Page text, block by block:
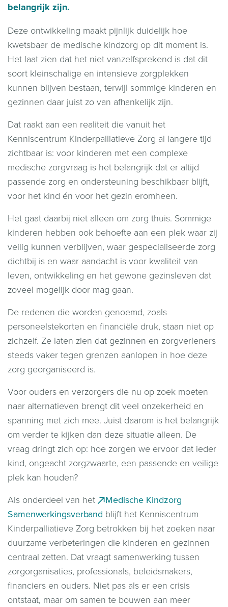
belangrijk zijn.
Deze ontwikkeling maakt pijnlijk duidelijk hoe
kwetsbaar de medische kindzorg op dit moment is.
Het laat zien dat het niet vanzelfsprekend is dat dit
soort kleinschalige en intensieve zorgplekken
kunnen blijven bestaan, terwijl sommige kinderen en
gezinnen daar juist zo van afhankelijk zijn.
Dat raakt aan een realiteit die vanuit het
Kenniscentrum Kinderpalliatieve Zorg al langere tijd
zichtbaar is: voor kinderen met een complexe
medische zorgvraag is het belangrijk dat er altijd
passende zorg en ondersteuning beschikbaar blijft,
voor het kind én voor het gezin eromheen.
Het gaat daarbij niet alleen om zorg thuis. Sommige
kinderen hebben ook behoefte aan een plek waar zij
veilig kunnen verblijven, waar gespecialiseerde zorg
dichtbij is en waar aandacht is voor kwaliteit van
leven, ontwikkeling en het gewone gezinsleven dat
zoveel mogelijk door mag gaan.
De redenen die worden genoemd, zoals
personeelstekorten en financiële druk, staan niet op
zichzelf. Ze laten zien dat gezinnen en zorgverleners
steeds vaker tegen grenzen aanlopen in hoe deze
zorg georganiseerd is.
Voor ouders en verzorgers die nu op zoek moeten
naar alternatieven brengt dit veel onzekerheid en
spanning met zich mee. Juist daarom is het belangrijk
om verder te kijken dan deze situatie alleen. De
vraag dringt zich op: hoe zorgen we ervoor dat ieder
kind, ongeacht zorgzwaarte, een passende en veilige
plek kan houden?
Als onderdeel van het
Medische Kindzorg
Samenwerkingsverband blijft het Kenniscentrum
Kinderpalliatieve Zorg betrokken bij het zoeken naar
duurzame verbeteringen die kinderen en gezinnen
centraal zetten. Dat vraagt samenwerking tussen
zorgorganisaties, professionals, beleidsmakers,
financiers en ouders. Niet pas als er een crisis
ontstaat, maar om samen te bouwen aan meer